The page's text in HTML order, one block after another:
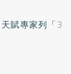
賦專家列「3